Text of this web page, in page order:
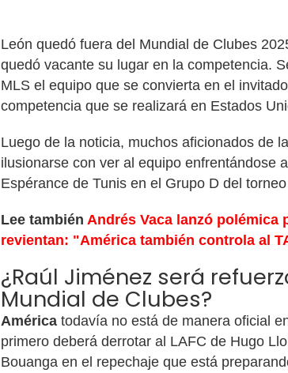
León quedó fuera del Mundial de Clubes
quedó vacante su lugar en la competencia.
MLS el equipo que se convierta en el
competencia que se realizará en Estados
Luego de la noticia, muchos aficionados de
ilusionarse con ver al equipo enfrentándose al
Espérance de Tunis en el Grupo D del
Lee también Andrés Vaca lanzó polémica
revientan: "América también controla al
¿Raúl Jiménez será
Mundial de Clubes?
América todavía no está de manera oficial
primero deberá derrotar al LAFC de Hugo
Bouanga en el repechaje que está